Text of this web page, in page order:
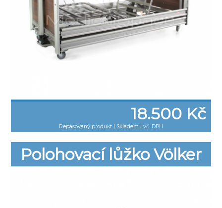
18.500 Kč
Repasovaný produkt Skladem | vč. DPH
Polohovací lůžko Völker